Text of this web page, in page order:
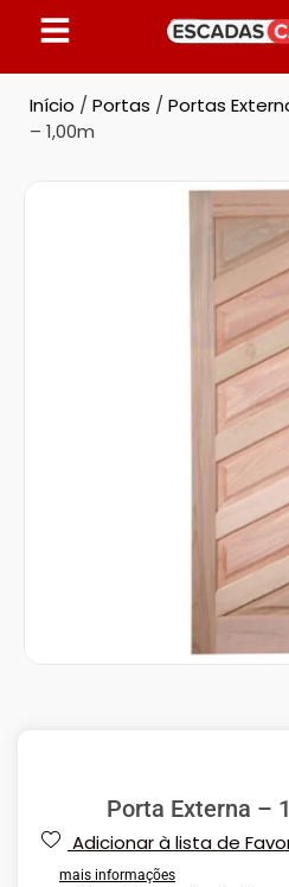
Início / Portas / Portas
– 1,00m
Porta Externa –
Adicionar à lista de
mais informações